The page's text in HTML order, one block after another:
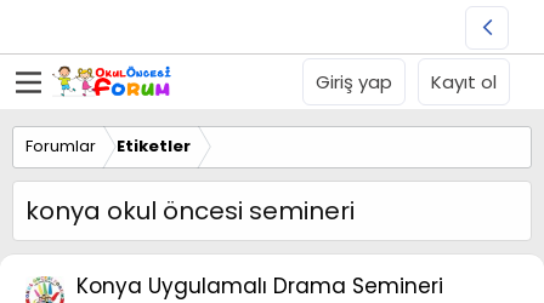
Giriş yap Kayıt ol
Forumlar Etiketler
konya okul öncesi semineri
Konya Uygulamalı Drama Semineri